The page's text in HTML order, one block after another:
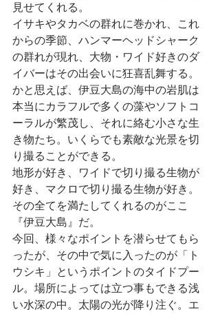
見せてくれる。
イサキやタカベの群れに巻かれ、これ
からの季節、ハンマーヘッドシャーク
の群れが現れ、大物・ワイド好きのダ
イバーはその出会いに狂喜乱舞する。
かと思えば、伊豆大島の海中の岩肌は
本当にカラフルで多くの藻やソフトコ
ーラルが繁茂し、それに絡む小さな生
き物たち。いくらでも素敵な光景を切
り撮ることができる。
地形が好き、ワイドで切り撮る生物が
好き、マクロで切り撮る生物が好き。
その全てを満たしてくれるのがここ
『伊豆大島』だ。
今回、様々なポイントを潜らせてもら
ったが、その中で気に入ったのが「ト
ウシキ」というポイントのタイドプー
ル。場所によっては立つ事もできる浅
い水深の中。太陽の光が降り注ぐ。エ